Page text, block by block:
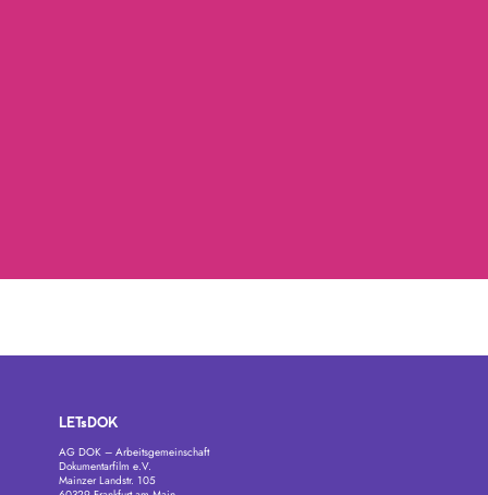
LETsDOK
AG DOK – Arbeitsgemeinschaft
Dokumentarfilm e.V.
Mainzer Landstr. 105